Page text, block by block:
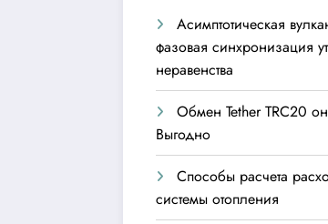
Асимптотическая
фазовая синхронизация
неравенства
Обмен Tether TRC20
Выгодно
Способы расчета
системы отопления